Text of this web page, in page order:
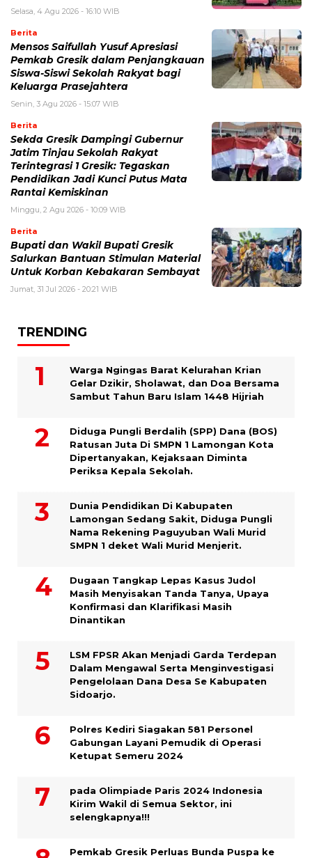
Selasa, 4 Agu 2026 - 16:10 WIB
Berita
Mensos Saifullah Yusuf Apresiasi
Pemkab Gresik dalam Penjangkauan
Siswa-Siswi Sekolah Rakyat bagi
Keluarga Prasejahtera
Senin, 3 Agu 2026 - 15:07 WIB
Berita
Sekda Gresik Dampingi Gubernur
Jatim Tinjau Sekolah Rakyat
Terintegrasi 1 Gresik: Tegaskan
Pendidikan Jadi Kunci Putus Mata
Rantai Kemiskinan
Minggu, 2 Agu 2026 - 10:09 WIB
Berita
Bupati dan Wakil Bupati Gresik
Salurkan Bantuan Stimulan Material
Untuk Korban Kebakaran Sembayat
Jumat, 31 Jul 2026 - 20:21 WIB
TRENDING
Warga Ngingas Barat Kelurahan Krian
Gelar Dzikir, Sholawat, dan Doa Bersama
Sambut Tahun Baru Islam 1448 Hijriah
Diduga Pungli Berdalih (SPP) Dana (BOS)
Ratusan Juta Di SMPN 1 Lamongan Kota
Dipertanyakan, Kejaksaan Diminta
Periksa Kepala Sekolah.
Dunia Pendidikan Di Kabupaten
Lamongan Sedang Sakit, Diduga Pungli
Nama Rekening Paguyuban Wali Murid
SMPN 1 deket Wali Murid Menjerit.
Dugaan Tangkap Lepas Kasus Judol
Masih Menyisakan Tanda Tanya, Upaya
Konfirmasi dan Klarifikasi Masih
Dinantikan
LSM FPSR Akan Menjadi Garda Terdepan
Dalam Mengawal Serta Menginvestigasi
Pengelolaan Dana Desa Se Kabupaten
Sidoarjo.
Polres Kediri Siagakan 581 Personel
Gabungan Layani Pemudik di Operasi
Ketupat Semeru 2024
pada Olimpiade Paris 2024 Indonesia
Kirim Wakil di Semua Sektor, ini
selengkapnya!!!
Pemkab Gresik Perluas Bunda Puspa ke